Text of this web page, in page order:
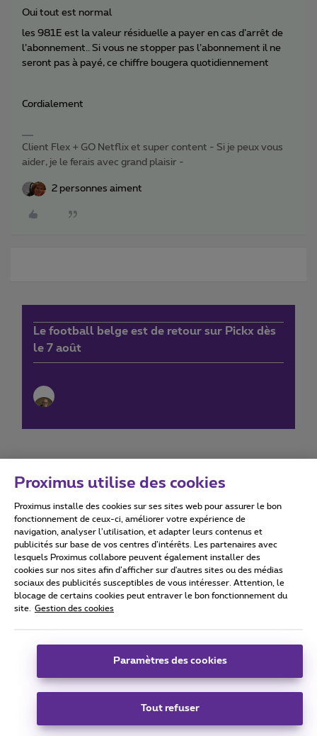
Oui tout est normal
les 981E est la valeur résiduelle a payer en cas d’arrêt de
l’abonnement.. Si vous ne stopper pas l’abonnement il ne
seront pas à payé, ce chiffre bougera quotidiennement
Cordialement
Client Flex + GO Netflix et super content - Si je peux vous
aider, je le ferais avec grand plaisir -
2 personnes aiment
Le football belge est de retour sur Pickx dès
le 7 août
Conditions d'utilisation Accessibility statement
Tous droits réservés. © 2026 Proximus
Conditions générales, info consommateur
Coordonnées de l’entreprise
Boulevard du Roi Albert II 27 - B-1030 Bruxelles.
Proximus utilise des cookies
Proximus installe des cookies sur ses sites web pour assurer le bon
fonctionnement de ceux-ci, améliorer votre expérience de
navigation, analyser l’utilisation, et adapter leurs contenus et
publicités sur base de vos centres d’intérêts. Les partenaires avec
lesquels Proximus collabore peuvent également installer des
cookies sur nos sites afin d’afficher sur d'autres sites ou des médias
sociaux des publicités susceptibles de vous intéresser. Attention, le
blocage de certains cookies peut entraver le bon fonctionnement du
site.
Gestion des cookies
Paramètres des cookies
Tout refuser